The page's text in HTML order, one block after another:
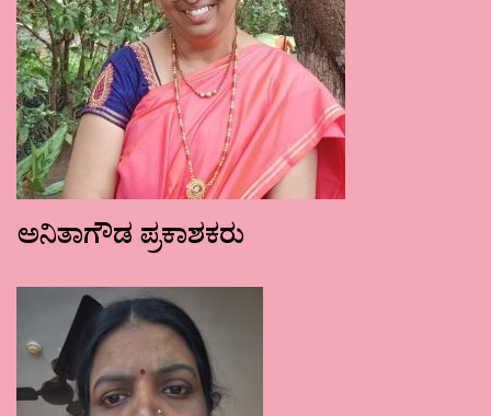
ಅನಿತಾಗೌಡ ಪ್ರಕಾಶಕರು